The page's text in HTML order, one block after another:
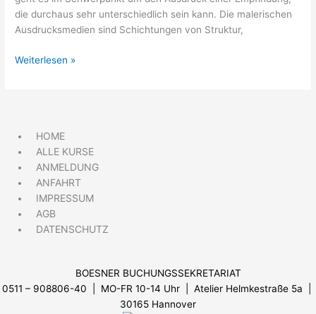
die durchaus sehr unterschiedlich sein kann. Die malerischen
Ausdrucksmedien sind Schichtungen von Struktur,
Weiterlesen »
HOME
ALLE KURSE
ANMELDUNG
ANFAHRT
IMPRESSUM
AGB
DATENSCHUTZ
BOESNER BUCHUNGSSEKRETARIAT
0511 – 908806-40 | MO-FR 10-14 Uhr
| Atelier Helmkestraße 5a |
30165 Hannover